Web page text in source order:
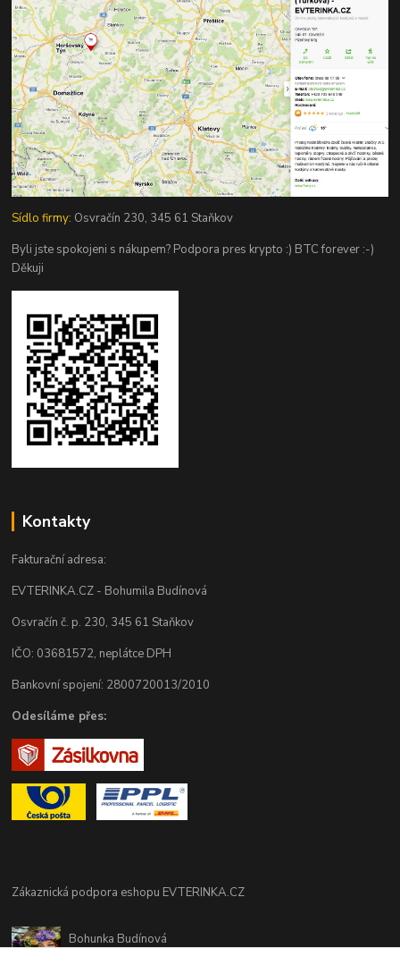
Sídlo firmy: Osvračín 230, 345 61 Staňkov
Byli jste spokojeni s nákupem? Podpora pres krypto :) BTC forever :-)
Děkuji
Kontakty
Fakturační adresa:
EVTERINKA.CZ - Bohumila Budínová
Osvračín č. p. 230, 345 61 Staňkov
IČO: 03681572, neplátce DPH
Bankovní spojení: 2800720013/2010
Odesíláme přes:
Zákaznická podpora eshopu EVTERINKA.CZ
Bohunka Budínová